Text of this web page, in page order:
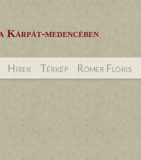
medencében
Hírek Térkép Rómer Flóris